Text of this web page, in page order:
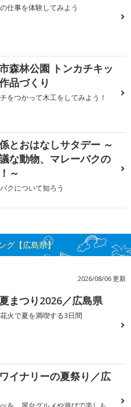
仕事を体験してみよう
森林公園 トンカチキッ
品づくり
をつかって木工をしてみよう！
とおはなしサタデー ～
な動物、マレーバクの
～
クについて知ろう
グ【広島県】
2026/08/06 更新
まつり2026／広島県
火で夏を満喫する3日間
イナリーの夏祭り／広